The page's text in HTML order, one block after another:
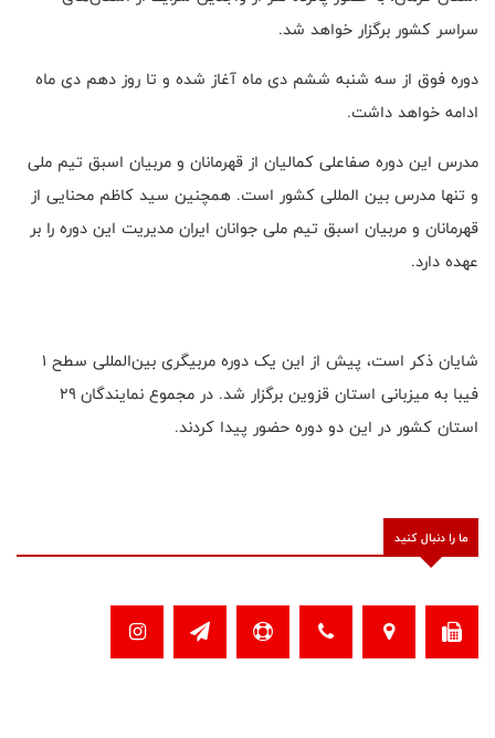
سراسر کشور برگزار خواهد شد.
دوره فوق از سه شنبه ششم دی ماه آغاز شده و تا روز دهم دی ماه
ادامه خواهد داشت.
مدرس این دوره صفاعلی کمالیان از قهرمانان و مربیان اسبق تیم ملی
و تنها مدرس بین المللی کشور است‌. همچنین سید کاظم محنایی از
قهرمانان و مربیان اسبق تیم ملی جوانان ایران مدیریت این دوره را بر
عهده دارد.
شایان ذکر است، پیش از این یک دوره مربیگری بین‌المللی سطح ۱
فیبا به میزبانی استان قزوین برگزار شد. در مجموع نمایندگان ۲۹
استان کشور در این دو دوره حضور پیدا کردند.
ما را دنبال کنید